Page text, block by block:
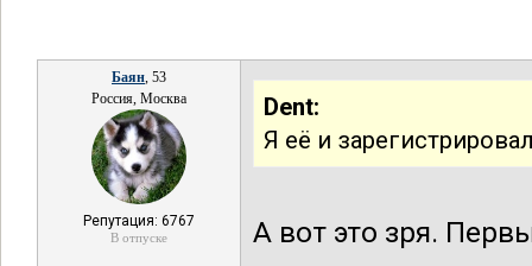
Баян, 53
Россия, Москва
Репутация: 6767
В отпуске
Dent:
Я её и
А вот это зря.